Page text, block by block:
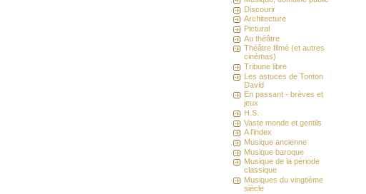
Discourir
Architecture
Pictural
Au théâtre
Théâtre filmé (et autres
cinémas)
Tribune libre
Les astuces de Tonton
David
En passant - brèves et
jeux
H.S.
Vaste monde et gentils
A l'index
Musique ancienne
Musique baroque
Musique de la période
classique
Musiques du vingtième
siècle